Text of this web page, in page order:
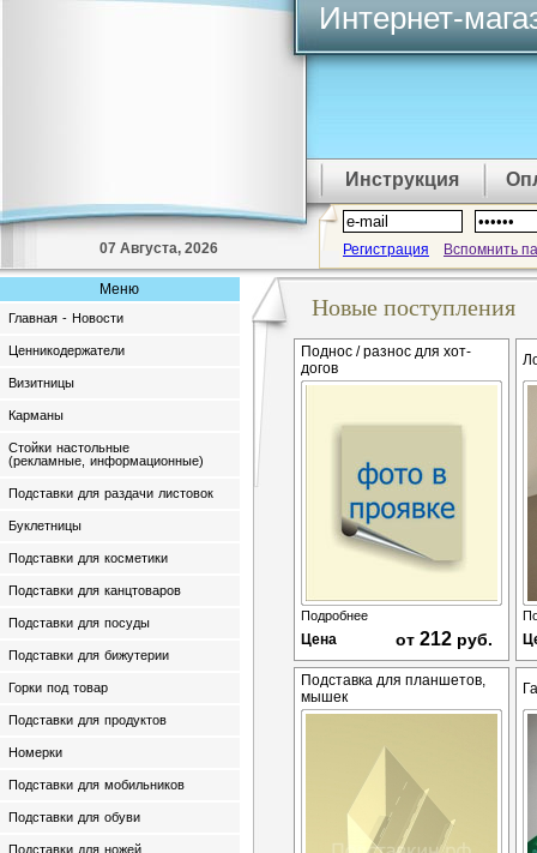
07 Августа, 2026
Интернет-
Инструкция
Регистрация Вспомнить
Меню
Главная - Новости
Ценникодержатели
Визитницы
Карманы
Стойки настольные
(рекламные, информационные)
Подставки для раздачи листовок
Буклетницы
Подставки для косметики
Подставки для канцтоваров
Подставки для посуды
Подставки для бижутерии
Горки под товар
Подставки для продуктов
Номерки
Подставки для мобильников
Подставки для обуви
Подставки для ножей
Новые поступления
Поднос / разнос для хот-
догов
Подробнее
Цена от 212 руб.
Подставка для планшетов,
мышек